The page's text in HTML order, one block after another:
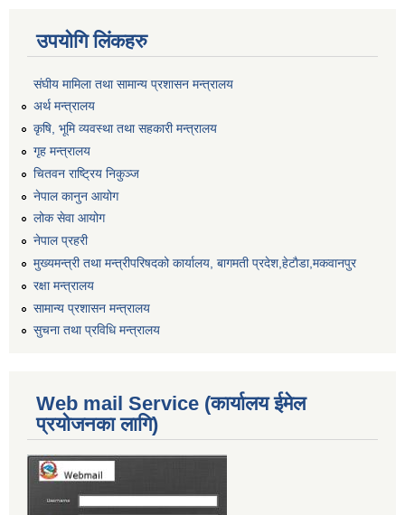
उपयोगि लिंकहरु
संघीय मामिला तथा सामान्य प्रशासन मन्त्रालय
अर्थ मन्त्रालय
कृषि, भूमि व्यवस्था तथा सहकारी मन्त्रालय
गृह मन्त्रालय
चितवन राष्ट्रिय निकुञ्ज
नेपाल कानुन आयोग
लोक सेवा आयोग
नेपाल प्रहरी
मुख्यमन्त्री तथा मन्त्रीपरिषदको कार्यालय, बागमती प्रदेश,हेटाैडा,मकवानपुर
रक्षा मन्त्रालय
सामान्य प्रशासन मन्त्रालय
सुचना तथा प्रविधि मन्त्रालय
Web mail Service (कार्यालय ईमेल
प्रयोजनका लागि)